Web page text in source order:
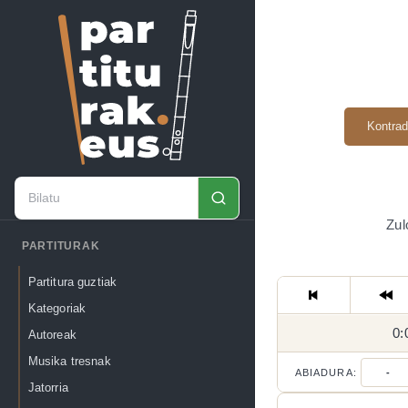
PARTITURAK
Partitura guztiak
Kategoriak
Autoreak
Musika tresnak
Jatorria
ABIADURA: -